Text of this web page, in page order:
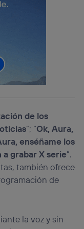
de los
”; “Ok, Aura,
enséñame los
a grabar X serie”.
también ofrece
de
la voz y sin
será más
en la
seleccionando
esta página web o
consulta